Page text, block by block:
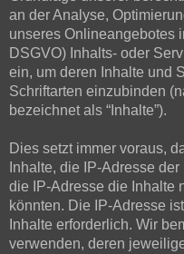
an der Analyse,
unseres Onlineangebotes
DSGVO) Inhalts- oder
ein, um deren Inhalte und
Schriftarten einzubinden
bezeichnet als “Inhalte”).
Dies setzt immer voraus,
Inhalte, die IP-Adresse
die IP-Adresse die Inhalte
könnten. Die IP-Adresse
Inhalte erforderlich. Wir
verwenden, deren